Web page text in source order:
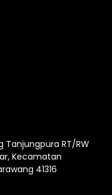
Tanjungpura RT/RW
Kecamatan
41316